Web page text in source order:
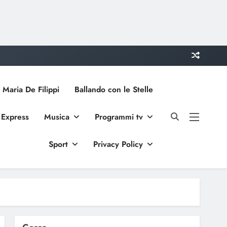
De Filippi Ballando con le Stelle
Musica Programmi tv
Sport Privacy Policy